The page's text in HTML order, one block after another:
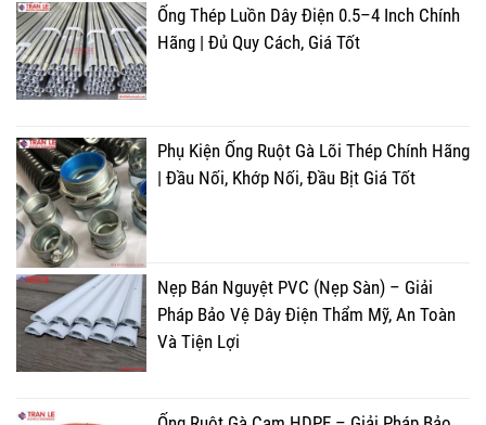
Ống Thép Luồn Dây Điện 0.5–4 Inch Chính
Hãng | Đủ Quy Cách, Giá Tốt
Phụ Kiện Ống Ruột Gà Lõi Thép Chính Hãng
| Đầu Nối, Khớp Nối, Đầu Bịt Giá Tốt
Nẹp Bán Nguyệt PVC (Nẹp Sàn) – Giải
Pháp Bảo Vệ Dây Điện Thẩm Mỹ, An Toàn
Và Tiện Lợi